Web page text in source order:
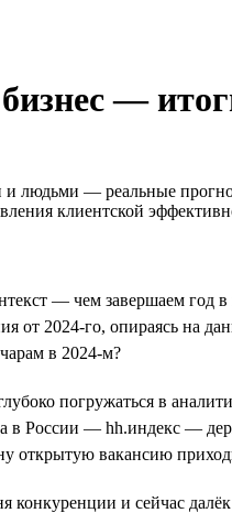
—
людьми — реальные
клиентской
— чем завершаем год
от 2024-го, опираясь на
в 2024-м?
погружаться в
в России — hh.индекс —
открытую вакансию
конкуренции и сейчас